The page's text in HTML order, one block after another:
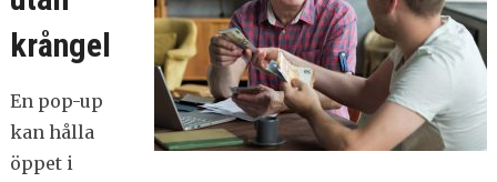
krångel
En pop-up
kan hålla
öppet i